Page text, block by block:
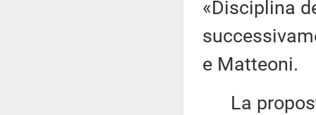
«Disciplina
e Matteoni.
La